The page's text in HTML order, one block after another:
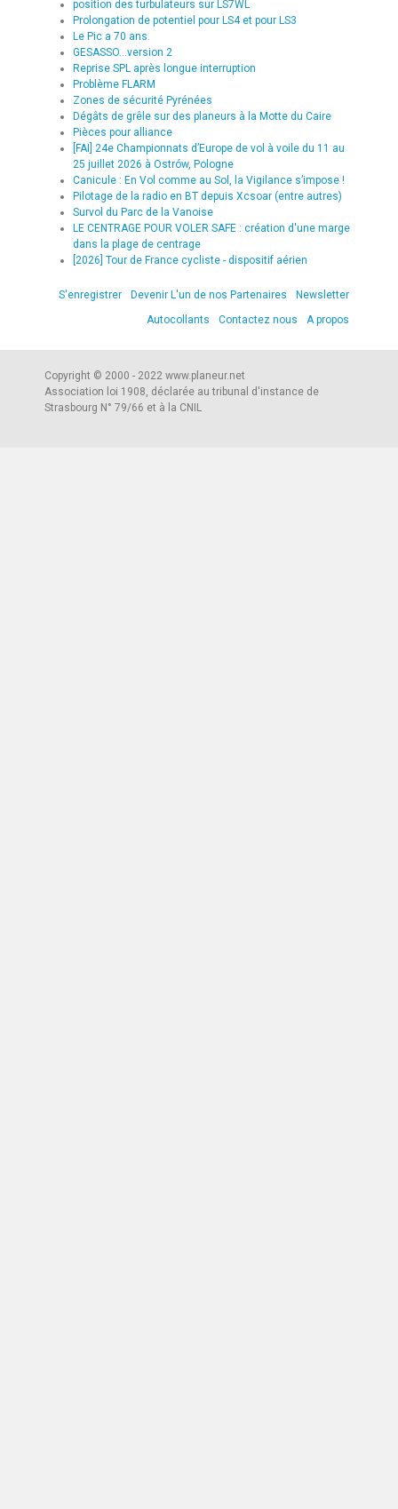
position des turbulateurs sur LS7WL
Prolongation de potentiel pour LS4 et pour LS3
Le Pic a 70 ans.
GESASSO...version 2
Reprise SPL après longue interruption
Problème FLARM
Zones de sécurité Pyrénées
Dégâts de grêle sur des planeurs à la Motte du Caire
Pièces pour alliance
[FAI] 24e Championnats d’Europe de vol à voile du 11 au
25 juillet 2026 à Ostrów, Pologne
Canicule : En Vol comme au Sol, la Vigilance s’impose !
Pilotage de la radio en BT depuis Xcsoar (entre autres)
Survol du Parc de la Vanoise
LE CENTRAGE POUR VOLER SAFE : création d'une marge
dans la plage de centrage
[2026] Tour de France cycliste - dispositif aérien
S'enregistrer Devenir L'un de nos Partenaires
Newsletter
Autocollants
Contactez nous A propos
Copyright © 2000 - 2022 www.planeur.net
Association loi 1908, déclarée au tribunal d'instance de
Strasbourg N° 79/66 et à la CNIL